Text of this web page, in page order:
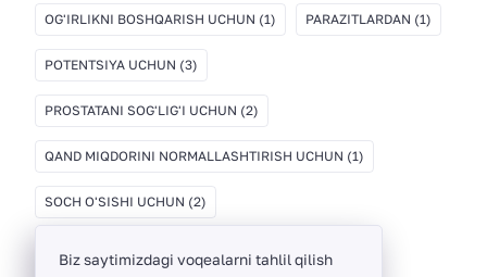
OG'IRLIKNI BOSHQARISH UCHUN (1) PARAZITLARDAN (1)
POTENTSIYA UCHUN (3)
PROSTATANI SOG'LIG'I UCHUN (2)
QAND MIQDORINI NORMALLASHTIRISH UCHUN (1)
SOCH O'SISHI UCHUN (2)
Biz saytimizdagi voqealarni tahlil qilish